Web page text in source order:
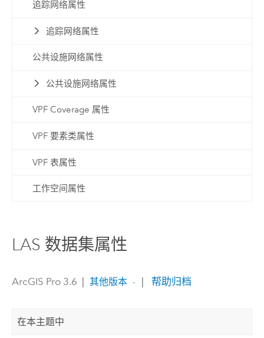
追踪网络属性
追踪网络属性
公共设施网络属性
公共设施网络属性
VPF Coverage 属性
VPF 要素类属性
VPF 表属性
工作空间属性
LAS 数据集属性
ArcGIS Pro 3.6 其他版本 帮助归档
在本主题中